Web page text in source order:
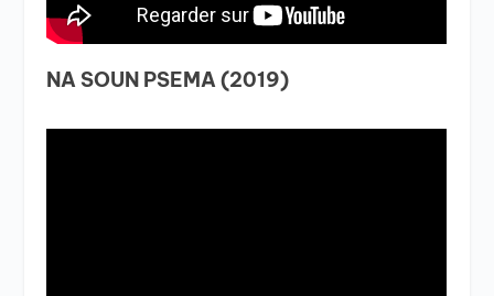
NA SOUN PSEMA (2019)